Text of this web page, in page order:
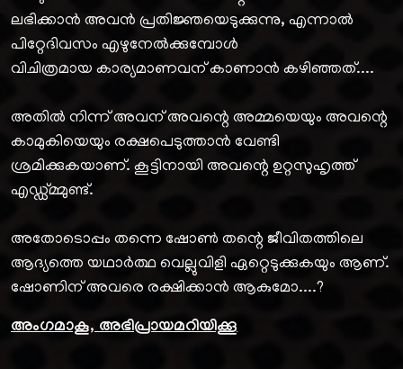
ലഭിക്കാൻ അവൻ പ്രതിജ്ഞയെടുക്കുന്നു, എന്നാൽ
പിറ്റേദിവസം എഴുനേൽക്കുമ്പോൾ
വിചിത്രമായ കാര്യമാണവന് കാണാൻ കഴിഞ്ഞത്....
അതിൽ നിന്ന് അവന് അവന്റെ അമ്മയെയും അവന്റെ
കാമുകിയെയും രക്ഷപെടുത്താൻ വേണ്ടി
ശ്രമിക്കുകയാണ്. കൂട്ടിനായി അവന്റെ ഉറ്റസുഹൃത്ത്
എഡ്ഡ്മ്മുണ്ട്.
അതോടൊപ്പം തന്നെ ഷോൺ തന്റെ ജീവിതത്തിലെ
ആദ്യത്തെ യഥാർത്ഥ വെല്ലുവിളി ഏറ്റെടുക്കുകയും ആണ്.
ഷോണിന് അവരെ രക്ഷിക്കാൻ ആകുമോ....?
അംഗമാകൂ, അഭിപ്രായമറിയിക്കൂ